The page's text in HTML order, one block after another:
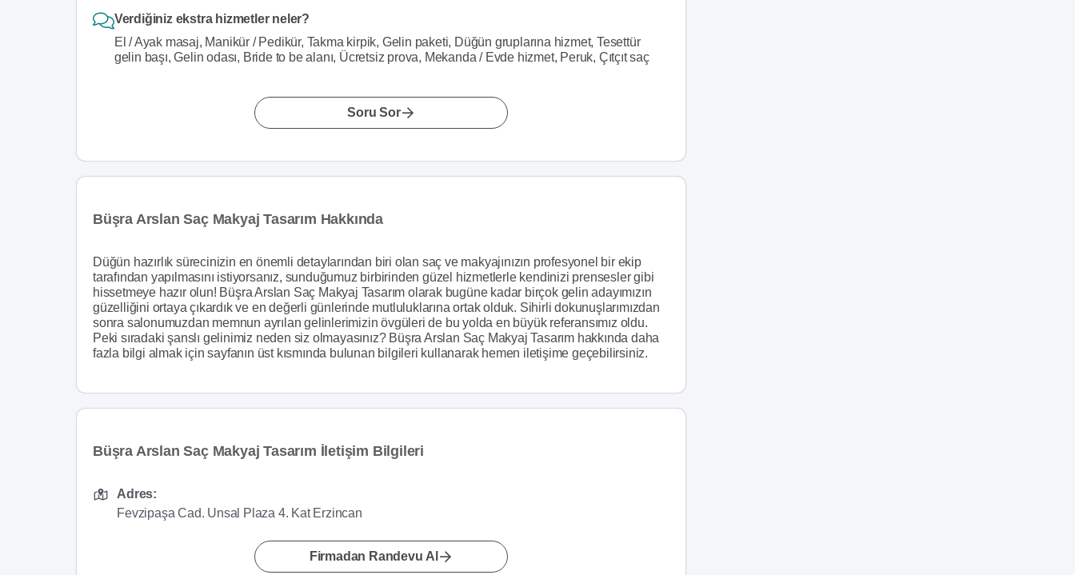
Verdiğiniz ekstra hizmetler neler?
El / Ayak masaj, Manikür / Pedikür, Takma kirpik, Gelin paketi, Düğün gruplarına hizmet, Tesettür
gelin başı, Gelin odası, Bride to be alanı, Ücretsiz prova, Mekanda / Evde hizmet, Peruk, Çıtçıt saç
Soru Sor
Büşra Arslan Saç Makyaj Tasarım Hakkında
Düğün hazırlık sürecinizin en önemli detaylarından biri olan saç ve makyajınızın profesyonel bir ekip
tarafından yapılmasını istiyorsanız, sunduğumuz birbirinden güzel hizmetlerle kendinizi prensesler gibi
hissetmeye hazır olun! Büşra Arslan Saç Makyaj Tasarım olarak bugüne kadar birçok gelin adayımızın
güzelliğini ortaya çıkardık ve en değerli günlerinde mutluluklarına ortak olduk. Sihirli dokunuşlarımızdan
sonra salonumuzdan memnun ayrılan gelinlerimizin övgüleri de bu yolda en büyük referansımız oldu.
Peki sıradaki şanslı gelinimiz neden siz olmayasınız? Büşra Arslan Saç Makyaj Tasarım hakkında daha
fazla bilgi almak için sayfanın üst kısmında bulunan bilgileri kullanarak hemen iletişime geçebilirsiniz.
Büşra Arslan Saç Makyaj Tasarım İletişim Bilgileri
Adres:
Fevzipaşa Cad. Unsal Plaza 4. Kat Erzincan
Firmadan Randevu Al